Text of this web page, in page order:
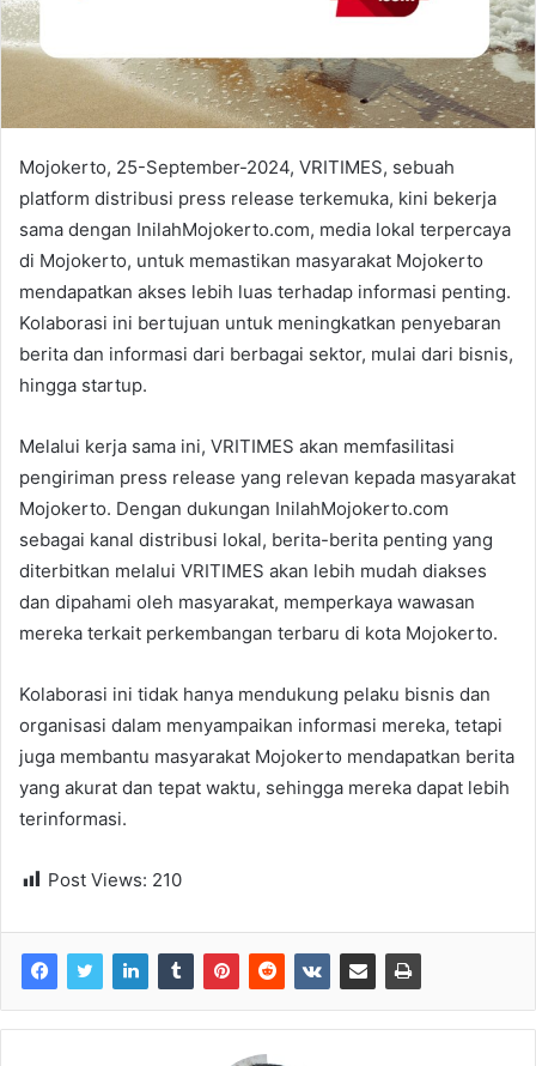
Mojokerto, 25-September-2024, VRITIMES, sebuah
platform distribusi press release terkemuka, kini bekerja
sama dengan InilahMojokerto.com, media lokal terpercaya
di Mojokerto, untuk memastikan masyarakat Mojokerto
mendapatkan akses lebih luas terhadap informasi penting.
Kolaborasi ini bertujuan untuk meningkatkan penyebaran
berita dan informasi dari berbagai sektor, mulai dari bisnis,
hingga startup.
Melalui kerja sama ini, VRITIMES akan memfasilitasi
pengiriman press release yang relevan kepada masyarakat
Mojokerto. Dengan dukungan InilahMojokerto.com
sebagai kanal distribusi lokal, berita-berita penting yang
diterbitkan melalui VRITIMES akan lebih mudah diakses
dan dipahami oleh masyarakat, memperkaya wawasan
mereka terkait perkembangan terbaru di kota Mojokerto.
Kolaborasi ini tidak hanya mendukung pelaku bisnis dan
organisasi dalam menyampaikan informasi mereka, tetapi
juga membantu masyarakat Mojokerto mendapatkan berita
yang akurat dan tepat waktu, sehingga mereka dapat lebih
terinformasi.
Post Views: 210